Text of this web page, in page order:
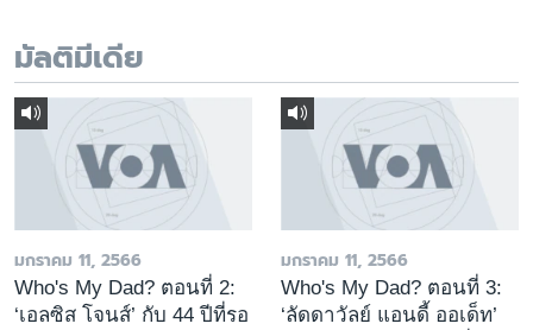
เลือกภาษา
มัลติมีเดีย
มกราคม 11, 2566
Who's My Dad? ตอนที่ 2:
‘เอลซิส โจนส์’ กับ 44 ปีที่รอ
มกราคม 11, 2566
Who's My Dad? ตอนที่ 3:
‘ลัดดาวัลย์ แอนดี้ ออเด็ท’